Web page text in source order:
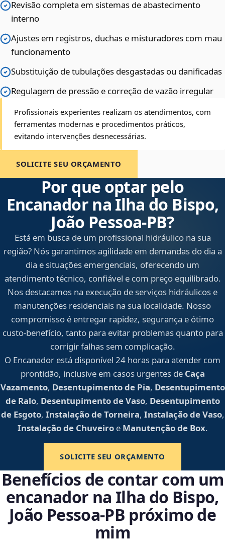
Revisão completa em sistemas de abastecimento
interno
Ajustes em registros, duchas e misturadores com mau
funcionamento
Substituição de tubulações desgastadas ou danificadas
Regulagem de pressão e correção de vazão irregular
Profissionais experientes realizam os atendimentos, com
ferramentas modernas e procedimentos práticos,
evitando intervenções desnecessárias.
SOLICITE SEU ORÇAMENTO
Por que optar pelo
Encanador na Ilha do Bispo,
João Pessoa‑PB?
Está em busca de um profissional hidráulico na sua
região? Nós garantimos agilidade em demandas do dia a
dia e situações emergenciais, oferecendo um
atendimento técnico, confiável e com preço equilibrado.
Nos destacamos na execução de serviços hidráulicos e
manutenções residenciais na sua localidade. Nosso
compromisso é entregar rapidez, segurança e ótimo
custo-benefício, tanto para evitar problemas quanto para
corrigir falhas sem complicação.
O Encanador está disponível 24 horas para atender com
prontidão, inclusive em casos urgentes de Caça
Vazamento, Desentupimento de Pia, Desentupimento
de Ralo, Desentupimento de Vaso, Desentupimento
de Esgoto, Instalação de Torneira, Instalação de Vaso,
Instalação de Chuveiroe Manutenção de Box.
SOLICITE SEU ORÇAMENTO
Benefícios de contar com um
encanador na Ilha do Bispo,
João Pessoa‑PB próximo de
mim